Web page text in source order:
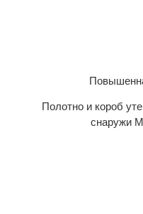
Полотно и короб
снаружи